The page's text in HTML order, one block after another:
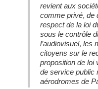
revient aux
comme privé, de
respect de la loi
sous le contrôle
l’audiovisuel, les
citoyens sur le
proposition de
de service public
aérodromes de